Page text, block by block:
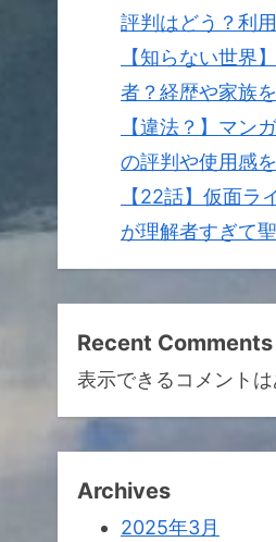
評判はどう？利
【知らない世界
者？経歴や家族
【違法？】マン
の評判や使用感
【22話】仮面ラ
が理解者すぎて
Recent Comments
表示できるコメントは
Archives
2025年3月